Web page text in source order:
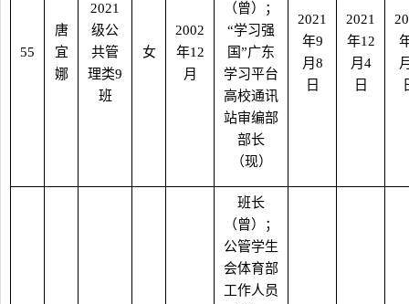
55
唐
宜
娜
2021
级公
共管
理类9
班
女
2002
年12
月
（曾）；
“学习强
国”广东
学习平台
高校通讯
站审编部
部长
（现）
2021
年9
月8
日
2021
年12
月4
日
班长
（曾）；
公管学生
会体育部
工作人员